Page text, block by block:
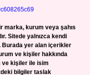
marka, kurum veya şahıs
Sitede yalnızca kendi
Burada yer alan içerikler
ve kişiler hakkında
ve kişiler ile isim
bilgiler taslak